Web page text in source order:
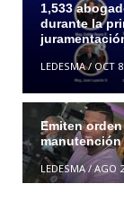
1,533
durante la
LEDESMA/OCT 8
Emiten
manutención
LEDESMA/AGO